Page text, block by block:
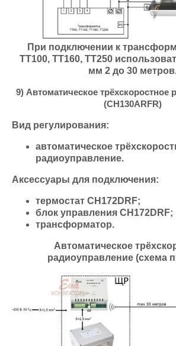
При подключении к
ТТ100, ТТ160, ТТ250
мм 2 до 30
9) Автоматическое трёхскоростное
(CH130ARFR)
Вид регулирования:
автоматическое
радиоуправление.
Аксессуары для подключения:
термостат СН172DRF;
блок управления СН172DRF;
трансформатор.
Автоматическое
радиоуправление (схема